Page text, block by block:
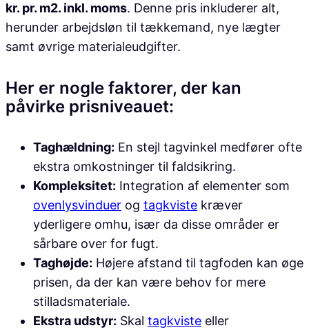
kr. pr. m2. inkl. moms. Denne pris inkluderer alt,
herunder arbejdsløn til tækkemand, nye lægter
samt øvrige materialeudgifter.
Her er nogle faktorer, der kan
påvirke prisniveauet:
Taghældning: En stejl tagvinkel medfører ofte
ekstra omkostninger til faldsikring.
Kompleksitet: Integration af elementer som
ovenlysvinduer og tagkviste kræver
yderligere omhu, især da disse områder er
sårbare over for fugt.
Taghøjde: Højere afstand til tagfoden kan øge
prisen, da der kan være behov for mere
stilladsmateriale.
Ekstra udstyr: Skal tagkviste eller